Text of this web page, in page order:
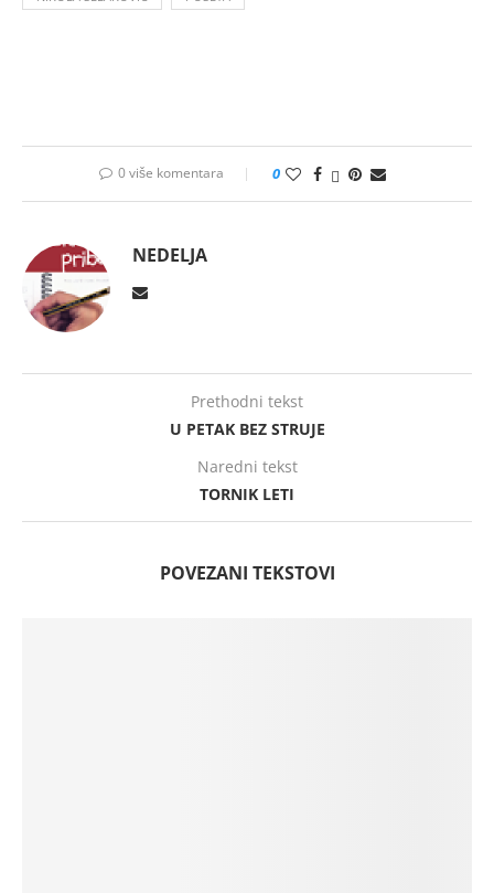
0 više komentara 0
NEDELJA
Prethodni tekst
U PETAK BEZ STRUJE
Naredni tekst
TORNIK LETI
POVEZANI TEKSTOVI